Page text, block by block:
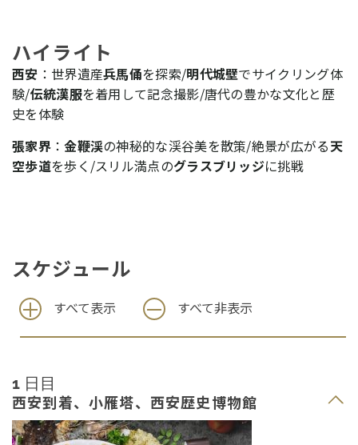
ハイライト
西安 ：世界遺産兵馬俑を探索/明代城壁でサイクリング体
験/伝統漢服を着用して記念撮影/唐代の豊かな文化と歴
史を体験
張家界：金鞭渓の神秘的な渓谷美を散策/絶景が広がる天
空歩道を歩く/スリル満点のグラスブリッジに挑戦
スケジュール
すべて表示 すべて非表示
1 日目
西安到着、小雁塔、西安歴史博物館